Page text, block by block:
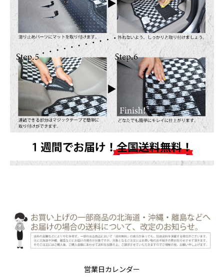
営業日カレンダー